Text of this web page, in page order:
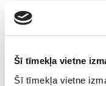
Šī tīmekļa vietne
Šī tīmekļa vietne